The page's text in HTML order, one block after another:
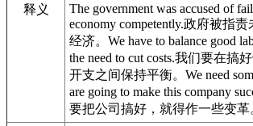
释义
The government was accused of
economy competently.政府被指责
经济。 We have to balance good
the need to cut costs.我们要在搞好
开支之间保持平衡。 We need
are going to make this company
要把公司 搞好 ，就得作一些变革